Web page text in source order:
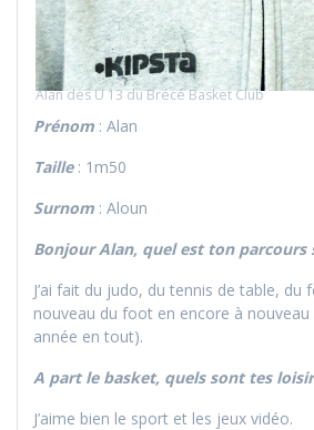
Alan des U 13 du Brécé Basket Club
Prénom : Alan
Taille : 1m50
Surnom : Aloun
Bonjour Alan, quel est ton parcours
J’ai fait du judo, du tennis de table, du
nouveau du foot en encore à nouveau
année en tout).
A part le basket, quels sont tes
J’aime bien le sport et les jeux vidéo.